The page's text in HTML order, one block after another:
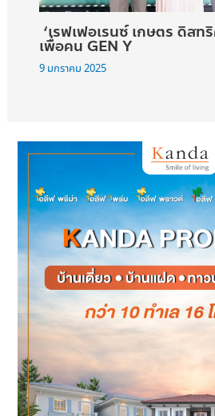
‘เรฟเฟอเรนซ์ เกษตร ดิสท
เพื่อคน GEN Y
9 มกราคม 2025